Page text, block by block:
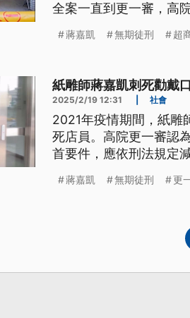
全案一直到更一審，高
蔣嘉凱 無期徒刑 超
紙雕師蔣嘉凱刺死勸戴
2025/2/19 12:31 社會
2021年疫情期間，紙雕
死店員。高院更一審認
首要件，應依刑法規定
蔣嘉凱 無期徒刑 更